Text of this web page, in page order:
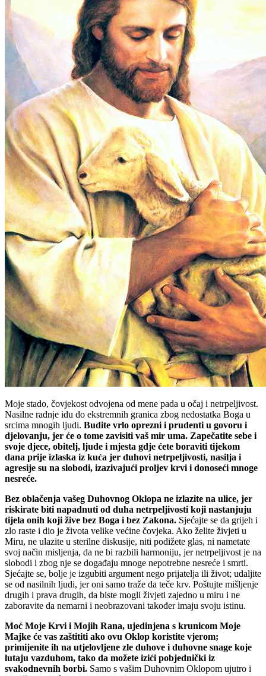
Moje stado, čovjekost odvojena od mene pada u očaj i netrpeljivost.
Nasilne radnje idu do ekstremnih granica zbog nedostatka Boga u
srcima mnogih ljudi. Budite vrlo oprezni i prudenti u govoru i
djelovanju, jer će o tome zavisiti vaš mir uma. Zapečatite sebe i
svoje djece, obitelj, ljude i mjesta gdje ćete boraviti tijekom
dana prije izlaska iz kuća jer duhovi netrpeljivosti, nasilja i
agresije su na slobodi, izazivajući proljev krvi i donoseći mnoge
nesreće.
Bez oblačenja vašeg Duhovnog Oklopa ne izlazite na ulice, jer
riskirate biti napadnuti od duha netrpeljivosti koji nastanjuju
tijela onih koji žive bez Boga i bez Zakona. Sjećajte se da grijeh i
zlo raste i dio je života velike većine čovjeka. Ako želite živjeti u
Miru, ne ulazite u sterilne diskusije, niti podižete glas, ni nametate
svoj način misljenja, da ne bi razbili harmoniju, jer netrpeljivost je na
slobodi i zbog nje se događaju mnoge nepotrebne nesreće i smrti.
Sjećajte se, bolje je izgubiti argument nego prijatelja ili život; udaljite
se od nasilnih ljudi, jer oni samo traže da teče krv. Poštujte mišljenje
drugih i prava drugih, da biste mogli živjeti zajedno u miru i ne
zaboravite da nemarni i neobrazovani također imaju svoju istinu.
Moć Moje Krvi i Mojih Rana, ujedinjena s krunicom Moje
Majke će vas zaštititi ako ovu Oklop koristite vjerom;
primijenite ih na utjelovljene zle duhove i duhovne snage koje
lutaju vazduhom, tako da možete izići pobjednički iz
svakodnevnih borbi. Samo s vašim Duhovnim Oklopom ujutro i